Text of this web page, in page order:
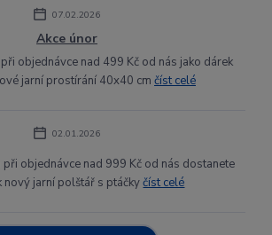
07.02.2026
Akce únor
objednávce nad 499 Kč od nás jako dárek
jarní prostírání 40x40 cm číst celé
02.01.2026
při objednávce nad 999 Kč od nás dostanete
nový jarní polštář s ptáčkyčíst celé